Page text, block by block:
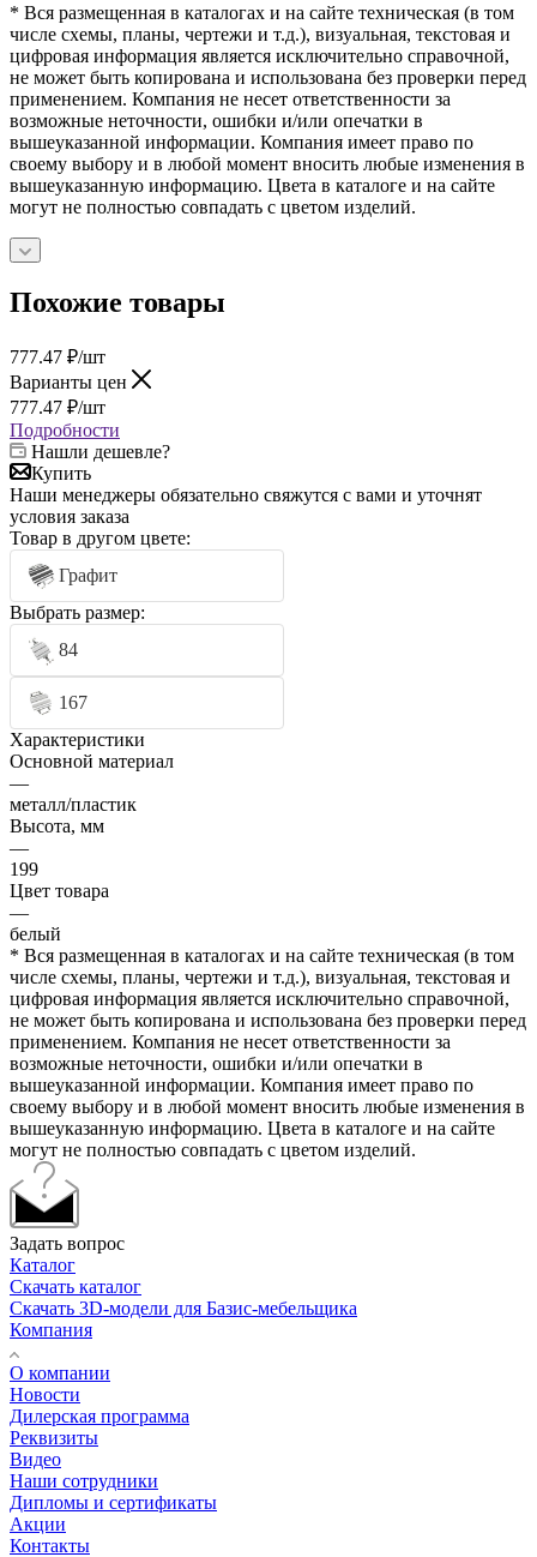
* Вся размещенная в каталогах и на сайте техническая (в том
числе схемы, планы, чертежи и т.д.), визуальная, текстовая и
цифровая информация является исключительно справочной,
не может быть копирована и использована без проверки перед
применением. Компания не несет ответственности за
возможные неточности, ошибки и/или опечатки в
вышеуказанной информации. Компания имеет право по
своему выбору и в любой момент вносить любые изменения в
вышеуказанную информацию. Цвета в каталоге и на сайте
могут не полностью совпадать с цветом изделий.
Похожие товары
777.47 ₽/шт
Варианты цен
777.47 ₽/шт
Подробности
Нашли дешевле?
Купить
Наши менеджеры обязательно свяжутся с вами и уточнят
условия заказа
Товар в другом цвете:
Графит
Выбрать размер:
84
167
Характеристики
Основной материал
—
металл/пластик
Высота, мм
—
199
Цвет товара
—
белый
* Вся размещенная в каталогах и на сайте техническая (в том
числе схемы, планы, чертежи и т.д.), визуальная, текстовая и
цифровая информация является исключительно справочной,
не может быть копирована и использована без проверки перед
применением. Компания не несет ответственности за
возможные неточности, ошибки и/или опечатки в
вышеуказанной информации. Компания имеет право по
своему выбору и в любой момент вносить любые изменения в
вышеуказанную информацию. Цвета в каталоге и на сайте
могут не полностью совпадать с цветом изделий.
Задать вопрос
Каталог
Скачать каталог
Скачать 3D-модели для Базис-мебельщика
Компания
О компании
Новости
Дилерская программа
Реквизиты
Видео
Наши сотрудники
Дипломы и сертификаты
Акции
Контакты